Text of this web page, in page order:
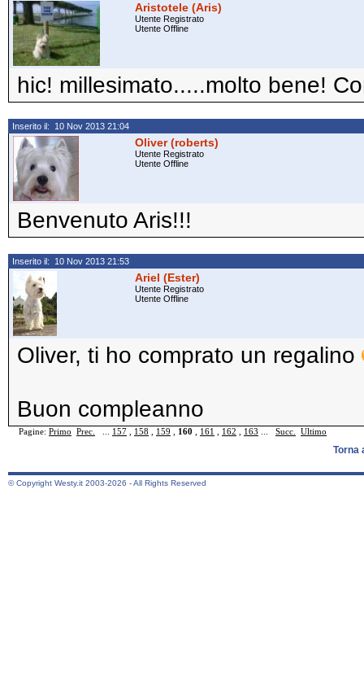
Aristotele (Aris)
Utente Registrato
Utente Offline
hic! millesimato.....molto bene!
Inserito il: 10 Nov 2013 21:04
Oliver (roberts)
Utente Registrato
Utente Offline
Benvenuto Aris!!!
Inserito il: 10 Nov 2013 21:53
Ariel (Ester)
Utente Registrato
Utente Offline
Oliver, ti ho comprato un regalino
Buon compleanno
Pagine: Primo Prec. 157 158 159 160 161 162 163 Succ. Ultimo
Torna
© Copyright Westy.it 2003-2026 - All Rights Reserved